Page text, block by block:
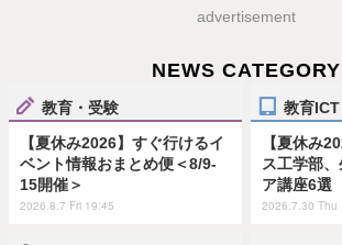
advertisement
NEWS CATEGORY
教育・受験
【夏休み2026】すぐ行けるイ
ベント情報おまとめ便＜8/9-
15開催＞
2026.8.7 Fri 19:45
教育ICT
【夏休み
ス工学部
ア講座6選
2026.7.30 Thu